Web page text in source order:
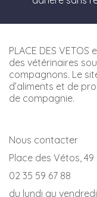
PLACE DES
des vétérinaires
compagnons. Le
d’aliments et de
de compagnie.
Nous contacter
Place des Vétos,
02 35 59 67 88
du lundi au